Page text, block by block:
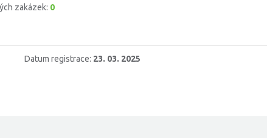
zakázek: 0
Datum registrace: 23. 03. 2025